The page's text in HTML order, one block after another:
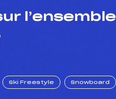
l’ensemble
Ski Freestyle Snowboard